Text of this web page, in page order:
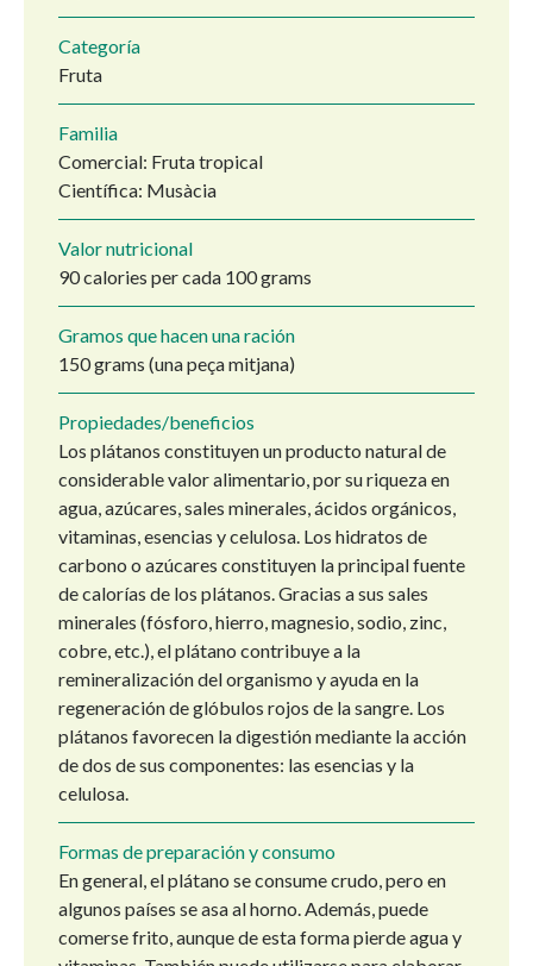
Categoría
Fruta
Familia
Comercial: Fruta tropical
Científica: Musàcia
Valor nutricional
90 calories per cada 100 grams
Gramos que hacen una ración
150 grams (una peça mitjana)
Propiedades/beneficios
Los plátanos constituyen un producto natural de
considerable valor alimentario, por su riqueza en
agua, azúcares, sales minerales, ácidos orgánicos,
vitaminas, esencias y celulosa. Los hidratos de
carbono o azúcares constituyen la principal fuente
de calorías de los plátanos. Gracias a sus sales
minerales (fósforo, hierro, magnesio, sodio, zinc,
cobre, etc.), el plátano contribuye a la
remineralización del organismo y ayuda en la
regeneración de glóbulos rojos de la sangre. Los
plátanos favorecen la digestión mediante la acción
de dos de sus componentes: las esencias y la
celulosa.
Formas de preparación y consumo
En general, el plátano se consume crudo, pero en
algunos países se asa al horno. Además, puede
comerse frito, aunque de esta forma pierde agua y